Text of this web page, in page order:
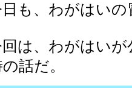
も、わがはいの
は、わがはいが
話だ。